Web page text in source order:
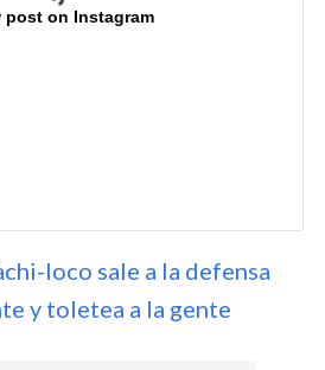
post on Instagram
loco sale a la defensa
y toletea a la gente